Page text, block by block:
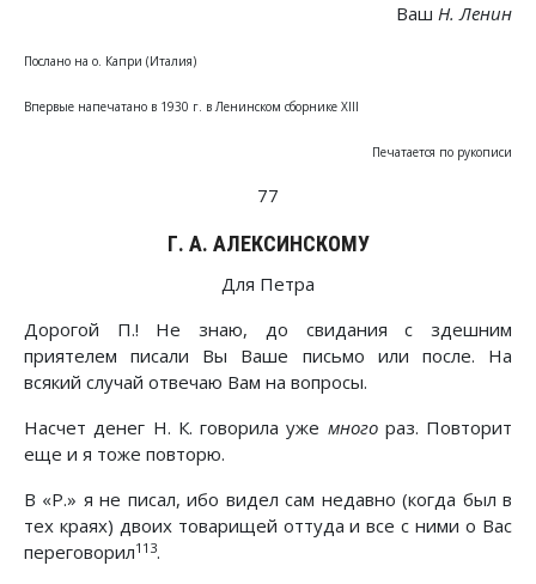
Ваш Н. Ленин
Послано на о. Капри (Италия)
Впервые напечатано в 1930 г. в Ленинском сборнике XIII
Печатается по рукописи
77
Г. А. АЛЕКСИНСКОМУ
Для Петра
Дорогой П.! Не знаю, до свидания с здешним
приятелем писали Вы Ваше письмо или после. На
всякий случай отвечаю Вам на вопросы.
Насчет денег Н. К. говорила уже многораз. Повторит
еще и я тоже повторю.
В «Р.» я не писал, ибо видел сам недавно (когда был в
тех краях) двоих товарищей оттуда и все с ними о Вас
переговорил113.